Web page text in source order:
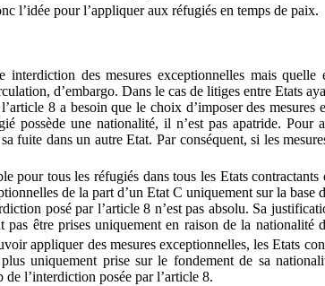
l’idée pour l’appliquer aux réfugiés en temps de paix.
interdiction des mesures exceptionnelles mais
d’embargo. Dans le cas de litiges entre Etats
8 a besoin que le choix d’imposer des
possède une nationalité, il n’est pas apatride.
fuite dans un autre Etat. Par conséquent, si les
pour tous les réfugiés dans tous les Etats
de la part d’un Etat C uniquement sur la base
posé par l’article 8 n’est pas absolu. Sa
pas être prises uniquement en raison de la
appliquer des mesures exceptionnelles, les Etats
uniquement prise sur le fondement de sa
l’interdiction posée par l’article 8.